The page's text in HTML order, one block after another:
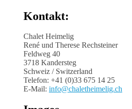
Kontakt:
Chalet Heimelig
René und Therese Rechsteiner
Feldweg 40
3718 Kandersteg
Schweiz / Switzerland
Telefon: +41 (0)33 675 14 25
E-Mail: info@chaletheimelig.ch